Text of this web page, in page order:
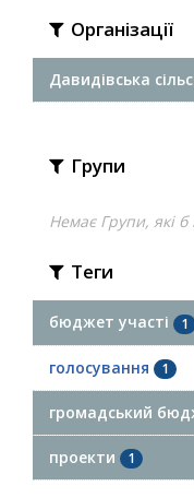
Організації
Давидівська
Групи
Немає Групи, які
Теги
бюджет участі 1
голосування 1
громадський
проекти 1